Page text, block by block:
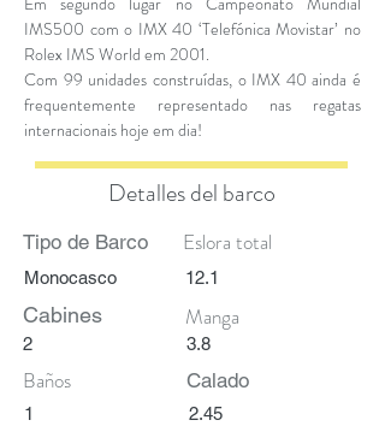
IMS500 com o IMX 40 ‘Telefónica Movistar’ no
Rolex IMS World em 2001.
Com 99 unidades construídas, o IMX 40 ainda é
frequentemente representado nas regatas
internacionais hoje em dia!
Detalles del barco
Tipo de Barco Eslora total
Monocasco
Cabines
2
Baños
1
12.1
Manga
3.8
Calado
2.45